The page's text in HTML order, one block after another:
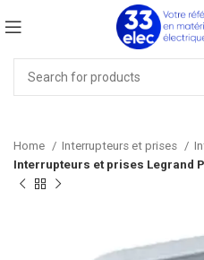
Home Interrupteurs et prises
Interrupteurs et prises Legrand